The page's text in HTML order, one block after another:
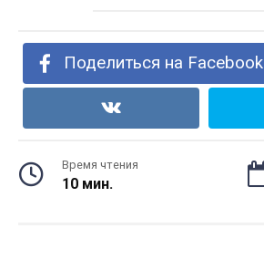
Поделиться на Facebook
Время чтения
10 мин.